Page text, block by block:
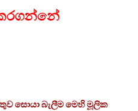
සොයා බැලීම මෙහි මූලික